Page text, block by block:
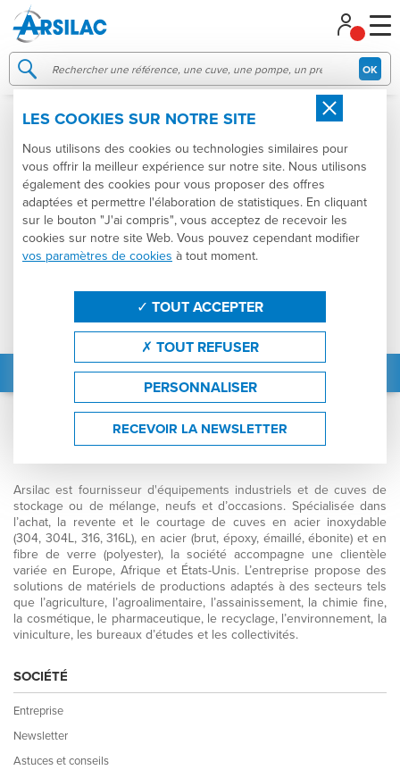
OK
Arsilac est fournisseur d'équipements industriels et de cuves de
stockage ou de mélange, neufs et d’occasions. Spécialisée dans
l’achat, la revente et le courtage de cuves en acier inoxydable
(304, 304L, 316, 316L), en acier (brut, époxy, émaillé, ébonite) et en
fibre de verre (polyester), la société accompagne une clientèle
variée en Europe, Afrique et États-Unis. L’entreprise propose des
solutions de matériels de productions adaptés à des secteurs tels
que l’agriculture, l’agroalimentaire, l’assainissement, la chimie fine,
la cosmétique, le pharmaceutique, le recyclage, l’environnement, la
viniculture, les bureaux d’études et les collectivités.
SOCIÉTÉ
Entreprise
Newsletter
Astuces et conseils
Gestion de vos préférences sur les cookies
LES COOKIES SUR NOTRE SITE
Nous utilisons des cookies ou technologies similaires pour
vous offrir la meilleur expérience sur notre site. Nous utilisons
également des cookies pour vous proposer des offres
adaptées et permettre l'élaboration de statistiques. En cliquant
sur le bouton "J'ai compris", vous acceptez de recevoir les
cookies sur notre site Web. Vous pouvez cependant modifier
vos paramètres de cookies à tout moment.
TOUT ACCEPTER
TOUT REFUSER
PERSONNALISER
RECEVOIR LA NEWSLETTER